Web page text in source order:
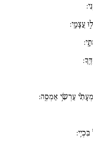
עֲצָמָֽי:
עַרְשִׂ֥י אַמְסֶֽה: